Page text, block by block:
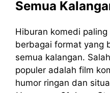
Semua
Hiburan komedi
berbagai format yang
semua kalangan.
populer adalah film
humor ringan dan